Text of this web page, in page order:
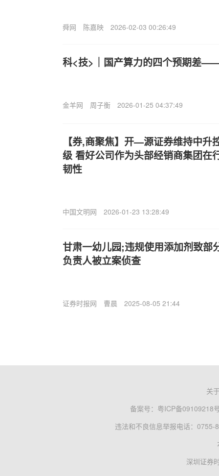
舜网 陈嘉映 2026-02-03 00:26:49
科<技>｜国产算力的四个预期差
金羊网 周子衡 2026-01-25 04:37:49
【券,商聚焦】开—源证券维持中升
级 看好公司作为头部经销商集团在
韧性
中国文明网 2026-01-23 13:28:49
甘肃一幼儿园;违规使用添加剂致部
负责人被立案侦查
证券时报网 曹晨 2025-08-05 21:44
关
备案号： 粤ICP备09109218
违法和不良信息举报电话：0755-
深圳证券